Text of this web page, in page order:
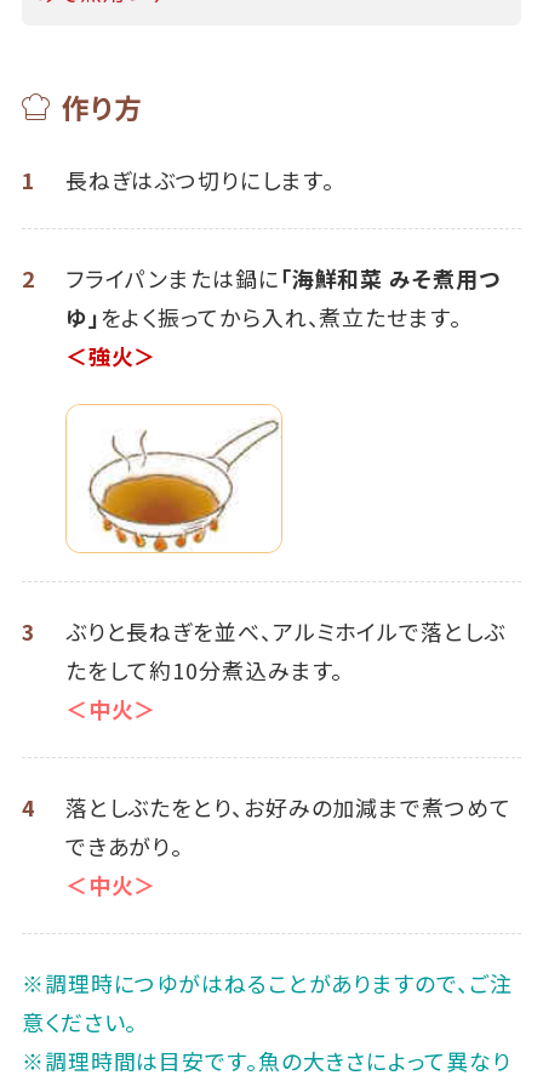
作り方
1 長ねぎはぶつ切りにします。
2 フライパンまたは鍋に「海鮮和菜 みそ煮用つ
ゆ」をよく振ってから入れ、煮立たせます。
＜強火＞
3
ぶりと長ねぎを並べ、アルミホイルで落としぶ
たをして約10分煮込みます。
＜中火＞
4
落としぶたをとり、お好みの加減まで煮つめて
できあがり。
＜中火＞
※調理時につゆがはねることがありますので、ご注
意ください。
※調理時間は目安です。魚の大きさによって異なり